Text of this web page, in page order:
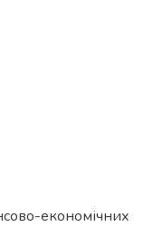
економічних